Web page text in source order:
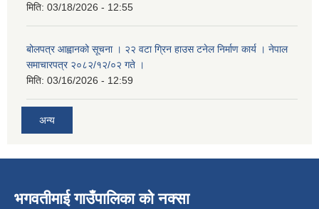
मिति: 03/18/2026 - 12:55
बोलपत्र आह्वानको सूचना । २२ वटा ग्रिन हाउस टनेल निर्माण कार्य । नेपाल
समाचारपत्र २०८२/१२/०२ गते ।
मिति: 03/16/2026 - 12:59
अन्य
भगवतीमाई गाउँपालिका को नक्सा